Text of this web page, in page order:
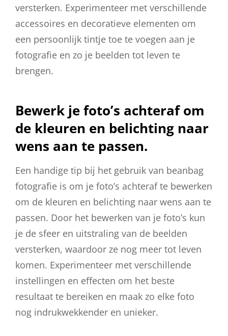
versterken. Experimenteer met verschillende
accessoires en decoratieve elementen om
een persoonlijk tintje toe te voegen aan je
fotografie en zo je beelden tot leven te
brengen.
Bewerk je foto’s achteraf om
de kleuren en belichting naar
wens aan te passen.
Een handige tip bij het gebruik van beanbag
fotografie is om je foto’s achteraf te bewerken
om de kleuren en belichting naar wens aan te
passen. Door het bewerken van je foto’s kun
je de sfeer en uitstraling van de beelden
versterken, waardoor ze nog meer tot leven
komen. Experimenteer met verschillende
instellingen en effecten om het beste
resultaat te bereiken en maak zo elke foto
nog indrukwekkender en unieker.